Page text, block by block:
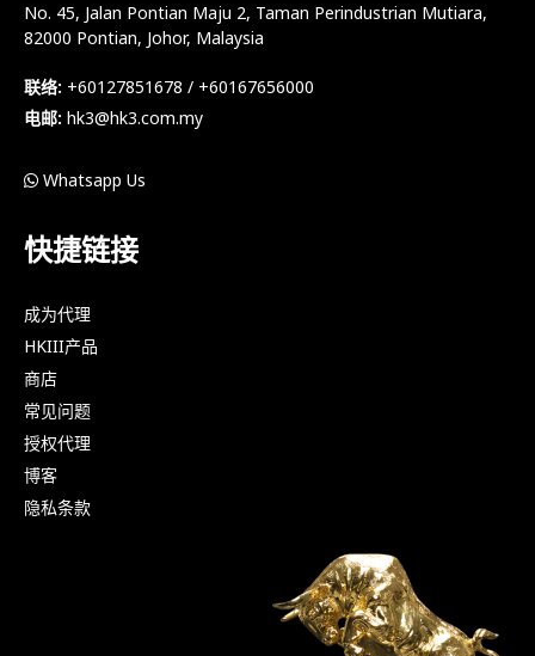
No. 45, Jalan Pontian Maju 2, Taman Perindustrian Mutiara,
82000 Pontian, Johor, Malaysia
联络: +60127851678 / +60167656000
电邮: hk3@hk3.com.my
Whatsapp Us
快捷链接
成为代理
HKIII产品
商店
常见问题
授权代理
博客
隐私条款